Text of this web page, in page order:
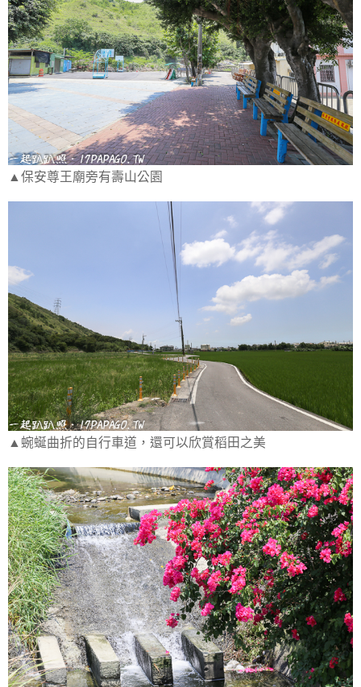
▲保安尊王廟旁有壽山公園
▲蜿蜒曲折的自行車道，還可以欣賞稻田之美